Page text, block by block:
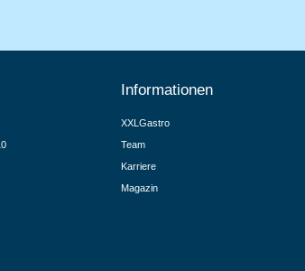
Informationen
XXLGastro
Team
Karriere
Magazin